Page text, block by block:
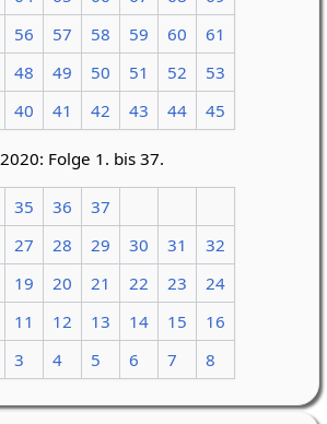
56 57 58 59 60
61
48 49 50 51 52
53
40 41 42 43 44 45
2020: Folge 1. bis 37.
35 36
37
27 28 29 30 31
32
19 20 21 22 23
24
11 12 13 14 15
16
3 4 5 6 7 8